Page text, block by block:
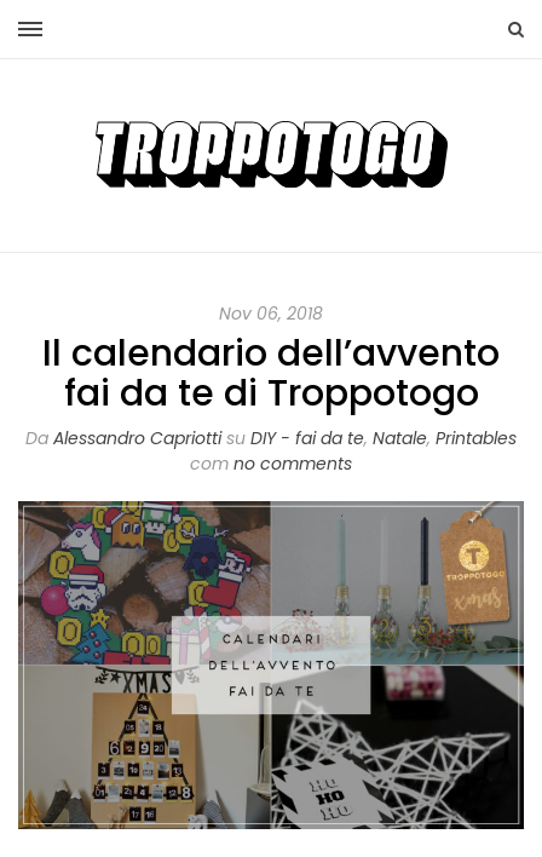
Nov 06, 2018
Il calendario dell’avvento
fai da te di Troppotogo
Da Alessandro Capriottisu DIY - fai da te, Natale, Printables
com no comments